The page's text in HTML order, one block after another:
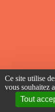
Ce site utilise
vous souhaitez
Tout